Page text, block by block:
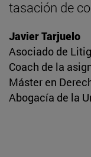
tasación de
Javier Tarjuelo
Asociado de
Coach de la
Máster en
Abogacía de la